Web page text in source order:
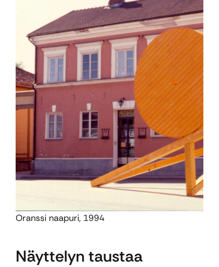
Oranssi naapuri, 1994
Näyttelyn taustaa